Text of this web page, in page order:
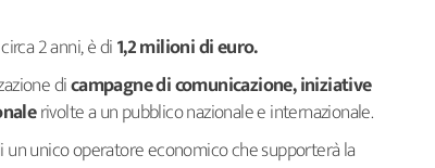
2 anni, è di1,2 milioni di euro.
dicampagne di comunicazione, iniziative
rivolte a un pubblico nazionale e internazionale.
un unico operatore economico che supporterà la